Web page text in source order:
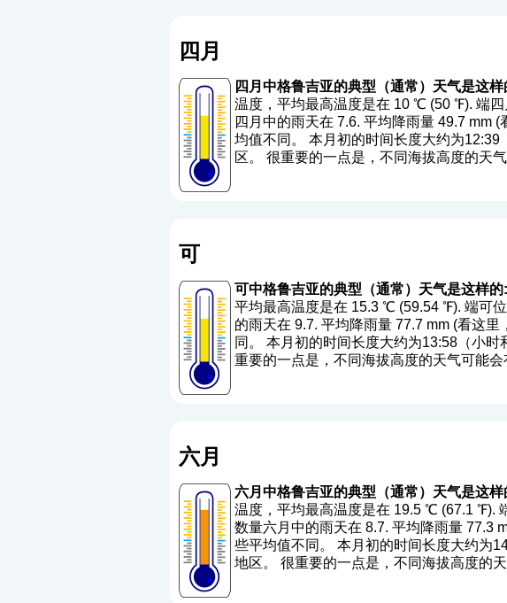
四月
四月中格鲁吉亚的典型（通常）天气是这样
温度，平均最高温度是在 10 ℃ (50 ℉). 端
四月中的雨天在 7.6. 平均降雨量 49.7 mm (
均值不同。 本月初的时间长度大约为
区。 很重要的一点是，不同海拔高度的天
可
可中格鲁吉亚的典型（通常）天气是这样的:
平均最高温度是在 15.3 ℃ (59.54 ℉). 端可
的雨天在 9.7. 平均降雨量 77.7 mm (看这里
同。 本月初的时间长度大约为13:58（小
重要的一点是，不同海拔高度的天气可能会
六月
六月中格鲁吉亚的典型（通常）天气是这样
温度，平均最高温度是在 19.5 ℃ (67.1 ℉).
数量六月中的雨天在 8.7. 平均降雨量 77.3
些平均值不同。 本月初的时间长度大约为
地区。 很重要的一点是，不同海拔高度的